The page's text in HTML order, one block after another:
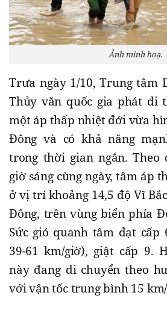
Ảnh minh hoạ.
Trưa ngày 1/10, Trung tâm
Thủy văn quốc gia phát đi
một áp thấp nhiệt đới vừa
Đông và có khả năng
trong thời gian ngắn. Theo
giờ sáng cùng ngày, tâm áp
ở vị trí khoảng 14,5 độ Vĩ
Đông, trên vùng biển phía
Sức gió quanh tâm đạt cấp
39-61 km/giờ), giật cấp 9.
này đang di chuyển theo
với vận tốc trung bình 15